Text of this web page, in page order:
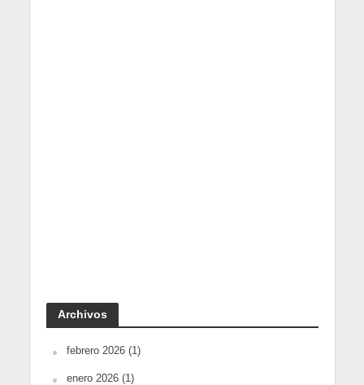
Archivos
febrero 2026(1)
enero 2026(1)